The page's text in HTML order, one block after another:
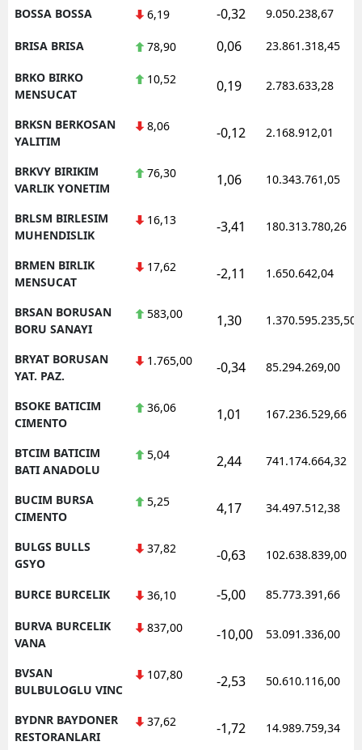
BOSSA BOSSA 6,19 -0,32 9.050.238,67
BRISA BRISA 78,90 0,06 23.861.318,45
BRKO BIRKO
MENSUCAT
10,52 0,19 2.783.633,28
BRKSN BERKOSAN
YALITIM
8,06 -0,12 2.168.912,01
BRKVY BIRIKIM
VARLIK YONETIM
76,30 1,06 10.343.761,05
BRLSM BIRLESIM
MUHENDISLIK
16,13 -3,41 180.313.780,26
BRMEN BIRLIK
MENSUCAT
17,62 -2,11 1.650.642,04
BRSAN BORUSAN
BORU SANAYI
583,00 1,30 1.370.595.235,50
BRYAT BORUSAN
YAT. PAZ.
1.765,00 -0,34 85.294.269,00
BSOKE BATICIM
CIMENTO
36,06 1,01 167.236.529,66
BTCIM BATICIM
BATI ANADOLU
5,04 2,44 741.174.664,32
BUCIM BURSA
CIMENTO
5,25 4,17 34.497.512,38
BULGS BULLS
GSYO
37,82 -0,63 102.638.839,00
BURCE BURCELIK 36,10 -5,00 85.773.391,66
BURVA BURCELIK
VANA
837,00 -10,00 53.091.336,00
BVSAN
BULBULOGLU VINC
107,80 -2,53 50.610.116,00
BYDNR BAYDONER
RESTORANLARI
37,62 -1,72 14.989.759,34